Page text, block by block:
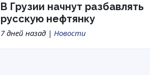
В Грузии начнут разбавлять
русскую нефтянку
7 дней назад | Новости